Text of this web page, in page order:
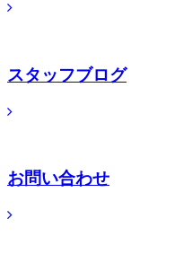
スタッフブログ
お問い合わせ